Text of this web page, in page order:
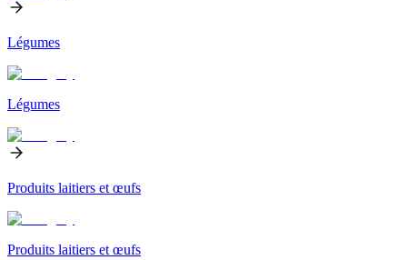
Légumes
Légumes
Produits laitiers et œufs
Produits laitiers et œufs